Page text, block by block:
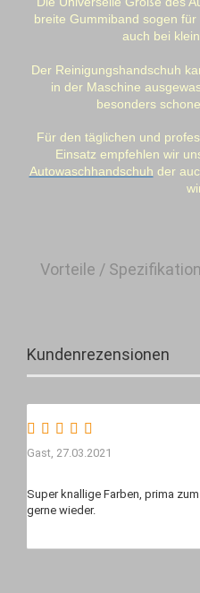
breite Gummiband sogen
auch bei
Der Reinigungshandschuh
in der Maschine
besonders
Für den täglichen und
Einsatz empfehlen wir
Autowaschhandschuh der
Vorteile / Spezifikation
Kundenrezensionen
Gast, 27.03.2021
Super knallige Farben, prima